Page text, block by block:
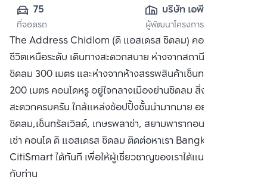
75
ที่จอดรถ
บริษัท เอพี (ไทย
แลนด์)
จำกัด(มหาชน)
ผู้พัฒนาโครงการ
The Address Chidlom (ดิ แอสเดรส ชิดลม) คอนโดที่ให้คุณใช้
ชีวิตเหนือระดับ เดินทางสะดวกสบาย ห่างจากสถานีรถไฟฟ้า BTS
ชิดลม 300 เมตร และห่างจากห้างสรรพสินค้าเซ็นทรัล ชิดลม
200 เมตร คอนโดหรู อยู่ใจกลางเมืองย่านชิดลม สิ่งอำนวย
สะดวกครบครัน ใกล้แหล่งช้อปปิ้งชั้นนำมากมาย อย่าง เซ็นทรัล
ชิดลม,เซ็นทรัลเวิลด์, เกษรพลาซ่า, สยามพารากอน ซื้อ ขาย หรือ
เช่า คอนโด ดิ แอสเดรส ชิดลม ติดต่อหาเรา Bangkok
CitiSmart ได้ทันที เพื่อให้ผู้เชี่ยวชาญของเราได้แนะนำคอนโดให้
กับท่าน